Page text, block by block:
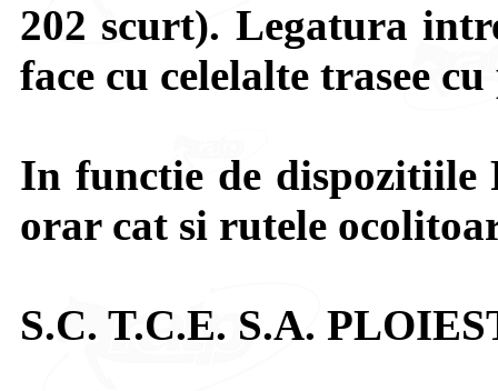
202 scurt). Legatura
face cu celelalte trasee
In functie de
orar cat si rutele
S.C. T.C.E. S.A.